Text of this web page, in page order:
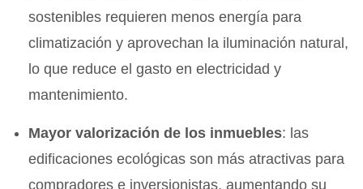
sostenibles requieren menos energía para
climatización y aprovechan la iluminación natural,
lo que reduce el gasto en electricidad y
mantenimiento.
Mayor valorización de los inmuebles: las
edificaciones ecológicas son más atractivas para
compradores e inversionistas, aumentando su